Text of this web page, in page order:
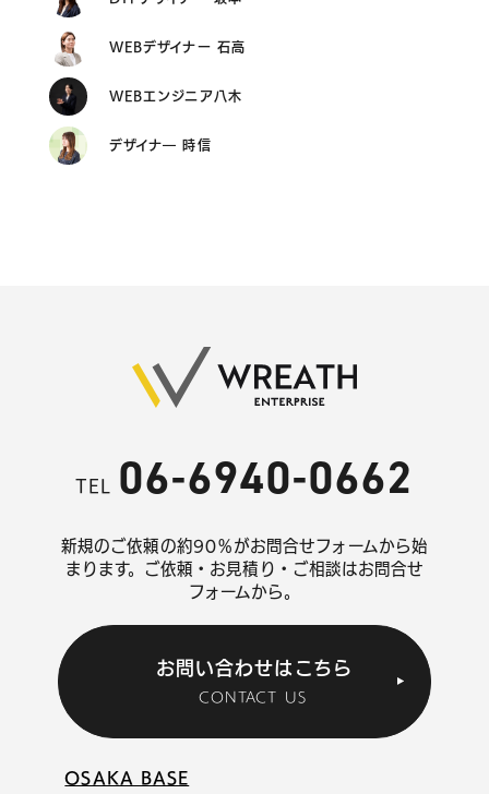
WEBデザイナー 石高
WEBエンジニア八木
デザイナ― 時信
TEL 06-6940-0662
新規のご依頼の約90％がお問合せフォームから始
まります。
ご依頼・お見積り・ご相談はお問合せ
フォームから。
お問い合わせはこちら
CONTACT US
OSAKA BASE